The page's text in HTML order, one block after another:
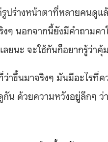
ปร่างหน้าตาที่หลายคนดู
งๆ นอกจากนี้ยังมีคำถาม
ยนะ จะใช้กันก็อยากรู้ว่าคุ้
าขึ้นมาจริงๆ มันมีอะไรที่ค
น ด้วยความหวังอยู่ลึกๆ ว่